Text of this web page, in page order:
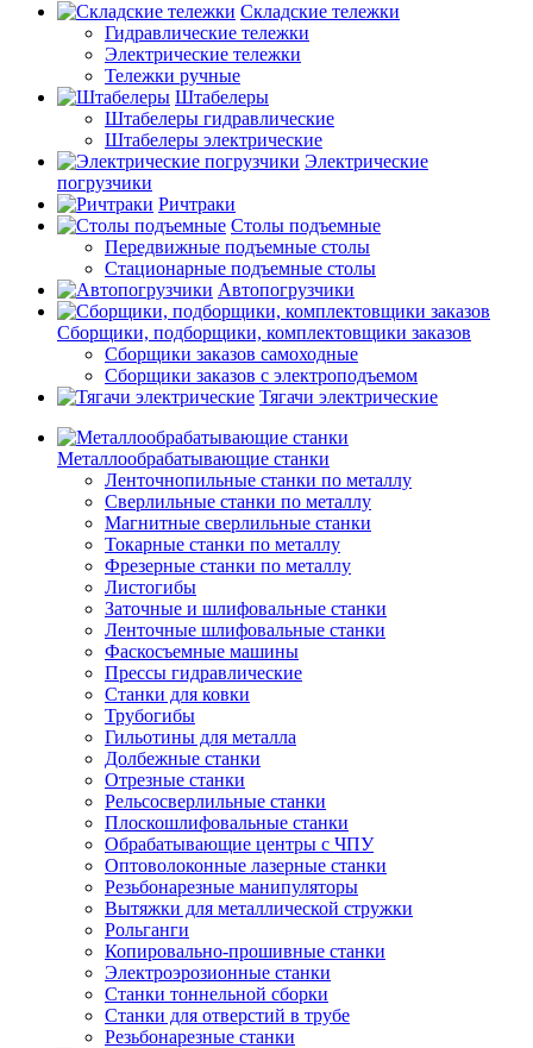
Складские тележки
Гидравлические тележки
Электрические тележки
Тележки ручные
Штабелеры
Штабелеры гидравлические
Штабелеры электрические
Электрические
погрузчики
Ричтраки
Столы подъемные
Передвижные подъемные столы
Стационарные подъемные столы
Автопогрузчики
Сборщики, подборщики, комплектовщики заказов
Сборщики заказов самоходные
Сборщики заказов с электроподъемом
Тягачи электрические
Металлообрабатывающие станки
Ленточнопильные станки по металлу
Сверлильные станки по металлу
Магнитные сверлильные станки
Токарные станки по металлу
Фрезерные станки по металлу
Листогибы
Заточные и шлифовальные станки
Ленточные шлифовальные станки
Фаскосъемные машины
Прессы гидравлические
Станки для ковки
Трубогибы
Гильотины для металла
Долбежные станки
Отрезные станки
Рельсосверлильные станки
Плоскошлифовальные станки
Обрабатывающие центры с ЧПУ
Оптоволоконные лазерные станки
Резьбонарезные манипуляторы
Вытяжки для металлической стружки
Рольганги
Копировально-прошивные станки
Электроэрозионные станки
Станки тоннельной сборки
Станки для отверстий в трубе
Резьбонарезные станки